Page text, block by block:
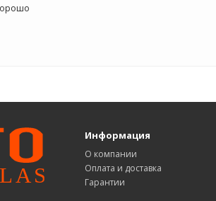
Информация
О компании
Оплата и доставка
Гарантии